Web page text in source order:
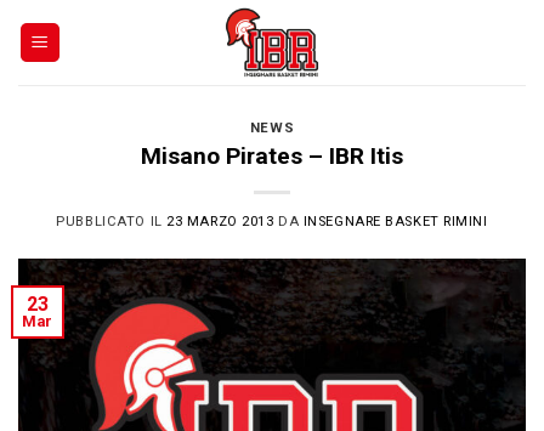
NEWS
Misano Pirates – IBR Itis
PUBBLICATO IL 23 MARZO 2013 DA INSEGNARE BASKET RIMINI
23
Mar